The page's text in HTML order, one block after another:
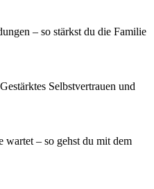
– so stärkst du die Familie
Selbstvertrauen und
– so gehst du mit dem